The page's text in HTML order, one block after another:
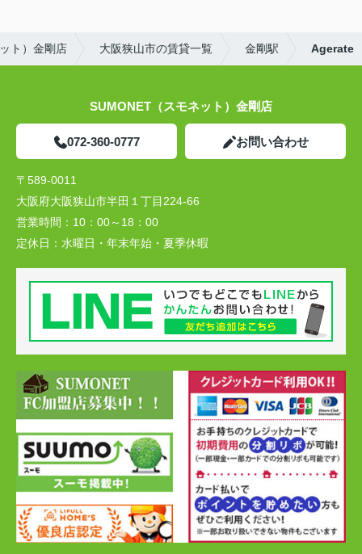
ト）金剛店 大阪狭山市の賃貸一覧 金剛駅 Agerate
SUMONET（スモネット）金剛店
072-360-0777 お問い合わせ
〒589-0011
大阪府大阪狭山市半田１丁目224-66
営業時間： 10：00～18：00
定休日： 水曜日・年末年始・夏季休暇